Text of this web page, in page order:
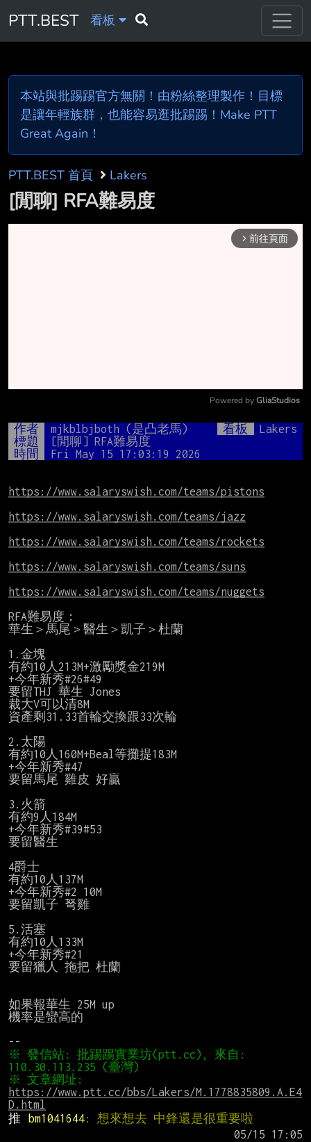
PTT.BEST 看板
本站與批踢踢官方無關！由粉絲整理製作！目標
是讓年輕族群，也能容易逛批踢踢！Make PTT
Great Again！
PTT.BEST 首頁 Lakers
[閒聊] RFA難易度
arrow_forward_ios 前往頁面
Mute
Powered by GliaStudios
作者 mjkblbjboth (是凸老馬) 看板
Lakers
標題
[閒聊] RFA難易度
時間
Fri May 15 17:03:19 2026
https://www.salaryswish.com/teams/pistons
https://www.salaryswish.com/teams/jazz
https://www.salaryswish.com/teams/rockets
https://www.salaryswish.com/teams/suns
https://www.salaryswish.com/teams/nuggets
RFA難易度：
華生＞馬尾＞醫生＞凱子＞杜蘭
1.金塊
有約10人213M+激勵獎金219M
+今年新秀#26#49
要留THJ 華生 Jones
裁大V可以清8M
資產剩31.33首輪交換跟33次輪
2.太陽
有約10人160M+Beal等攤提183M
+今年新秀#47
要留馬尾 雞皮 好贏
3.火箭
有約9人184M
+今年新秀#39#53
要留醫生
4爵士
有約10人137M
+今年新秀#2 10M
要留凱子 弩雞
5.活塞
有約10人133M
+今年新秀#21
要留獵人 拖把 杜蘭
如果報華生 25M up
機率是蠻高的
※ 發信站: 批踢踢實業坊(ptt.cc), 來自:
https://www.ptt.cc/bbs/Lakers/M.1778835809.A.E4
D.html
推
bm1041644: 想來想去 中鋒還是很重要啦